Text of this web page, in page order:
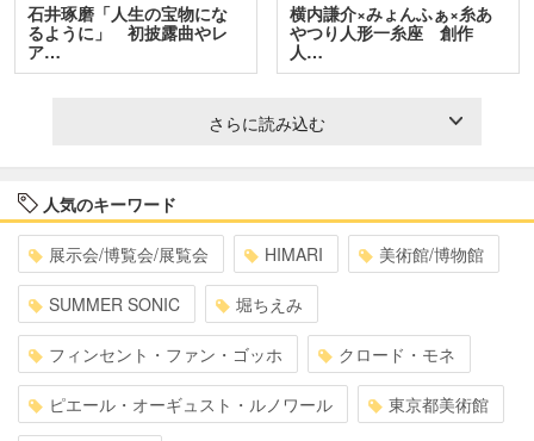
石井琢磨「人生の宝物にな
るように」 初披露曲やレ
ア…
横内謙介×みょんふぁ×糸あ
やつり人形一糸座 創作
人…
さらに読み込む
人気のキーワード
展示会/博覧会/展覧会 HIMARI 美術館/博物館
SUMMER SONIC 堀ちえみ
フィンセント・ファン・ゴッホ クロード・モネ
ピエール・オーギュスト・ルノワール 東京都美術館